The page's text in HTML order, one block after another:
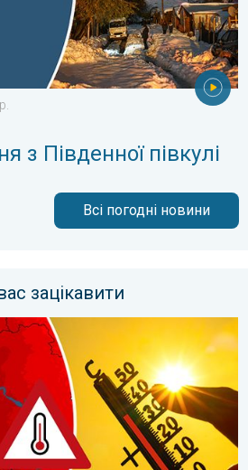
з Південної півкулі
Всі погодні новини
зацікавити
спека. Погодна тенденція. . .